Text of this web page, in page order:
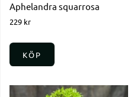
Aphelandra squarrosa
229 kr
KÖP